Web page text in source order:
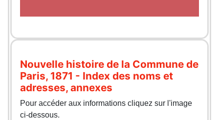
Nouvelle histoire de la Commune de
Paris, 1871 - Index des noms et
adresses, annexes
Pour accéder aux informations cliquez sur l'image
ci-dessous.